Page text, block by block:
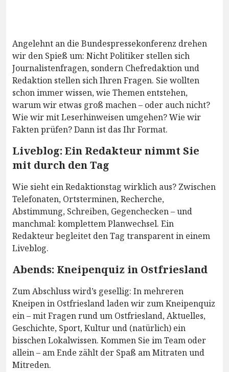
Angelehnt an die Bundespressekonferenz drehen
wir den Spieß um: Nicht Politiker stellen sich
Journalistenfragen, sondern Chefredaktion und
Redaktion stellen sich Ihren Fragen. Sie wollten
schon immer wissen, wie Themen entstehen,
warum wir etwas groß machen – oder auch nicht?
Wie wir mit Leserhinweisen umgehen? Wie wir
Fakten prüfen? Dann ist das Ihr Format.
Liveblog: Ein Redakteur nimmt Sie
mit durch den Tag
Wie sieht ein Redaktionstag wirklich aus? Zwischen
Telefonaten, Ortsterminen, Recherche,
Abstimmung, Schreiben, Gegenchecken – und
manchmal: komplettem Planwechsel. Ein
Redakteur begleitet den Tag transparent in einem
Liveblog.
Abends: Kneipenquiz in Ostfriesland
Zum Abschluss wird’s gesellig: In mehreren
Kneipen in Ostfriesland laden wir zum Kneipenquiz
ein – mit Fragen rund um Ostfriesland, Aktuelles,
Geschichte, Sport, Kultur und (natürlich) ein
bisschen Lokalwissen. Kommen Sie im Team oder
allein – am Ende zählt der Spaß am Mitraten und
Mitreden.